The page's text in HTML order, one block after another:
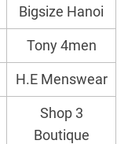
Bigsize Hanoi
Tony 4men
H.E Menswear
Shop 3
Boutique